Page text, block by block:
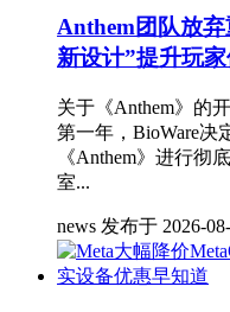
Anthem团队放
新设计”提升玩
关于《Anthem》的
第一年，BioWare决
《Anthem》进行彻
室...
news 发布于 2026-